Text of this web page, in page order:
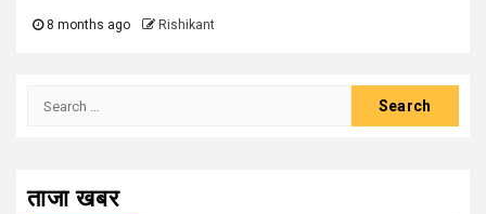
8 months ago Rishikant
Search
ताजा खबर